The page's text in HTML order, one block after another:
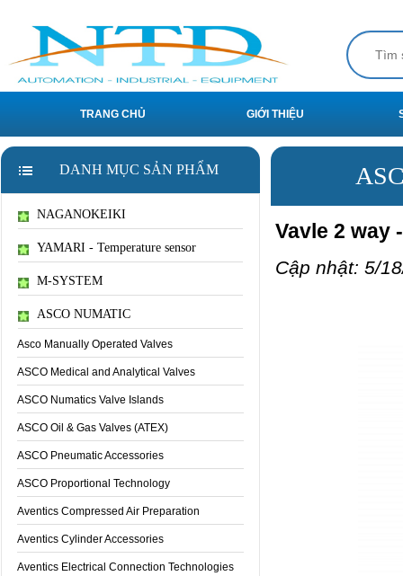
TRANG CHỦ GIỚI THIỆU
DANH MỤC SẢN PHẨM
NAGANOKEIKI
YAMARI - Temperature sensor
M-SYSTEM
ASCO NUMATIC
Asco Manually Operated Valves
ASCO Medical and Analytical Valves
ASCO Numatics Valve Islands
ASCO Oil & Gas Valves (ATEX)
ASCO Pneumatic Accessories
ASCO Proportional Technology
Aventics Compressed Air Preparation
Aventics Cylinder Accessories
Aventics Electrical Connection Technologies
Vavle 2 way
Cập nhật: 5/